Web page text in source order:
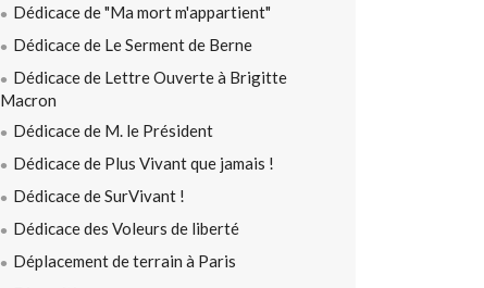
Dédicace de "Ma mort m'appartient"
Dédicace de Le Serment de Berne
Dédicace de Lettre Ouverte à Brigitte
Macron
Dédicace de M. le Président
Dédicace de Plus Vivant que jamais !
Dédicace de SurVivant !
Dédicace des Voleurs de liberté
Déplacement de terrain à Paris